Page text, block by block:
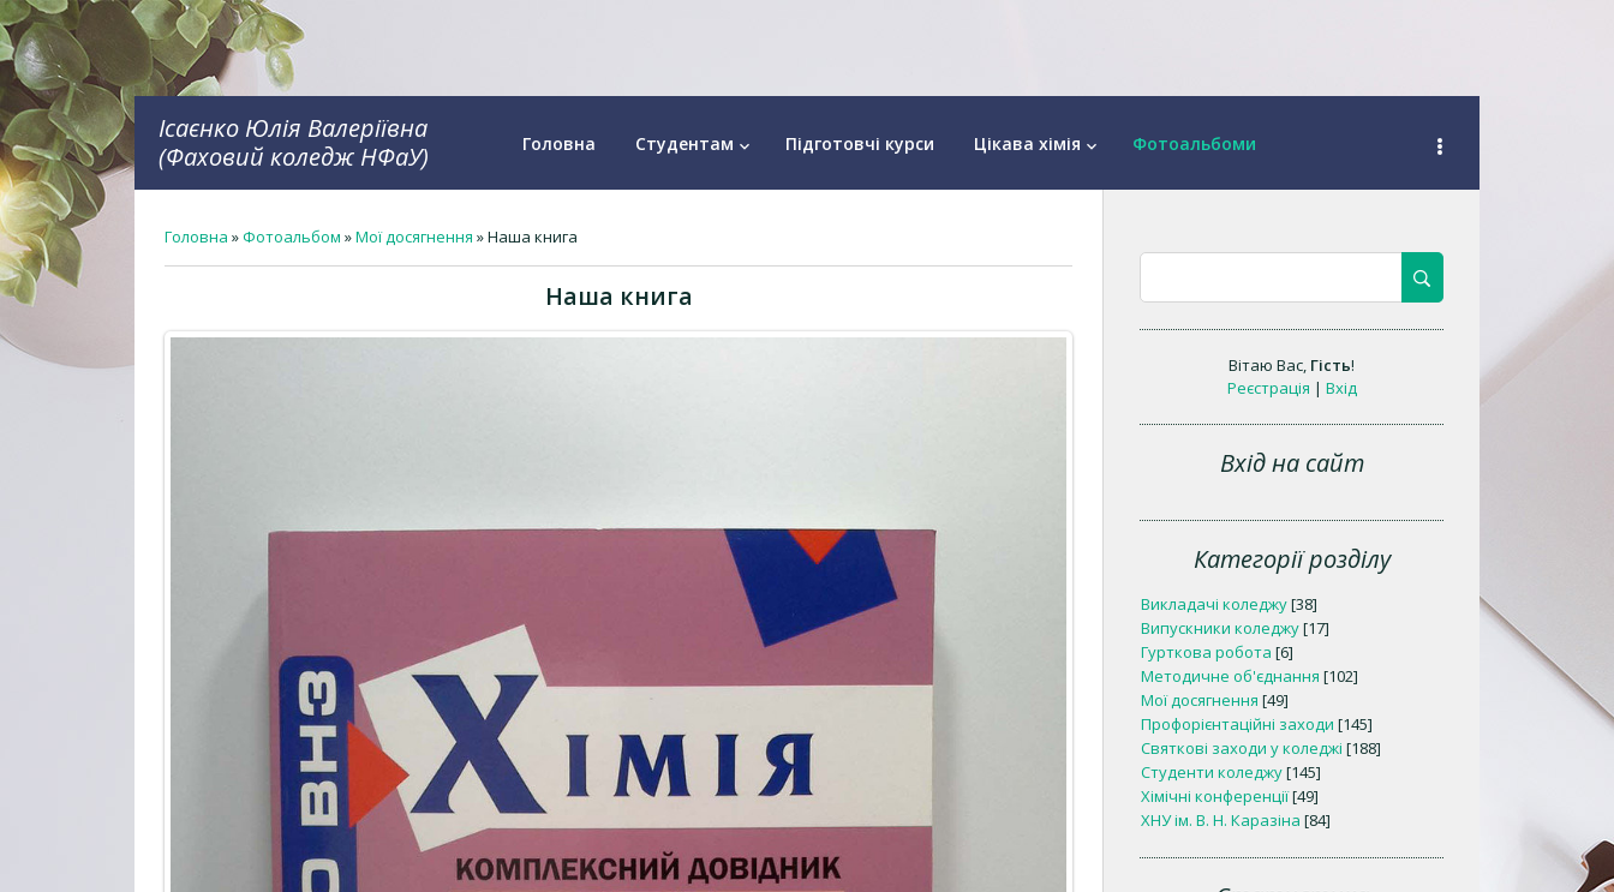
Ісаєнко Юлія Валеріївна
(Фаховий коледж НФаУ)
Головна Студентам keyboard_arrow_down Підготовчі курси Цікава хімія keyboard_arrow_down Фотоальбоми
Головна »Фотоальбом »Мої досягнення » Наша книга
Наша книга
Вітаю Вас, Гість!
Реєстрація | Вхід
Вхід на сайт
Категорії розділу
Викладачі коледжу[38]
Випускники коледжу[17]
Гурткова робота [6]
Методичне об'єднання [102]
Мої досягнення [49]
Профорієнтаційні заходи [145]
Святкові заходи у коледжі [188]
Студенти коледжу[145]
Хімічні конференції[49]
ХНУ ім. В. Н. Каразіна [84]